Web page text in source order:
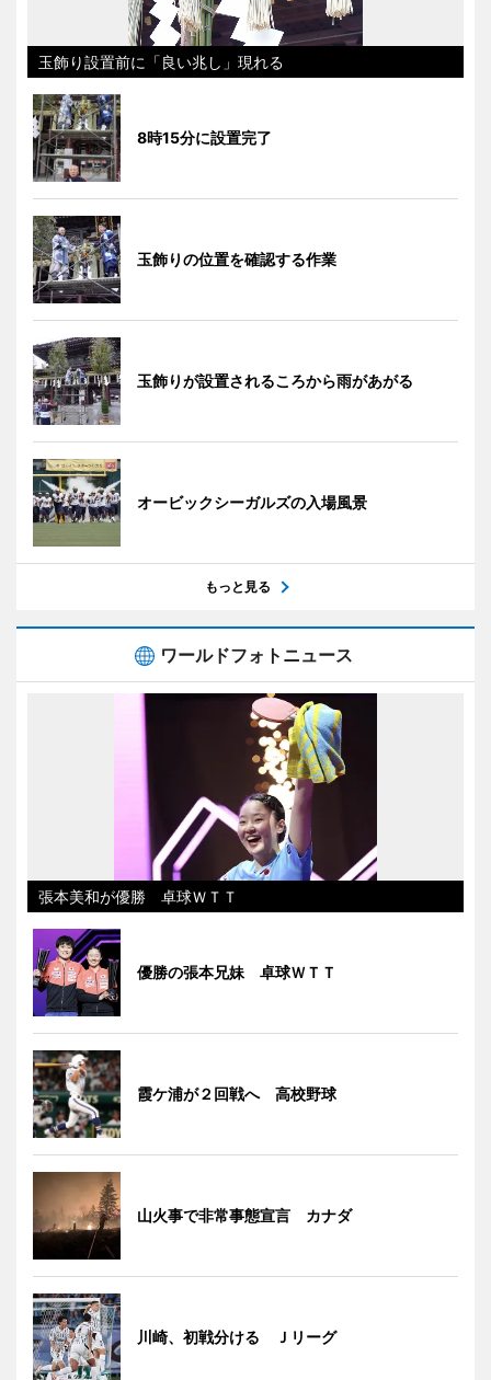
玉飾り設置前に「良い兆し」現れる
8時15分に設置完了
玉飾りの位置を確認する作業
玉飾りが設置されるころから雨があがる
オービックシーガルズの入場風景
もっと見る
ワールドフォトニュース
張本美和が優勝 卓球ＷＴＴ
優勝の張本兄妹 卓球ＷＴＴ
霞ケ浦が２回戦へ 高校野球
山火事で非常事態宣言 カナダ
川崎、初戦分ける Ｊリーグ